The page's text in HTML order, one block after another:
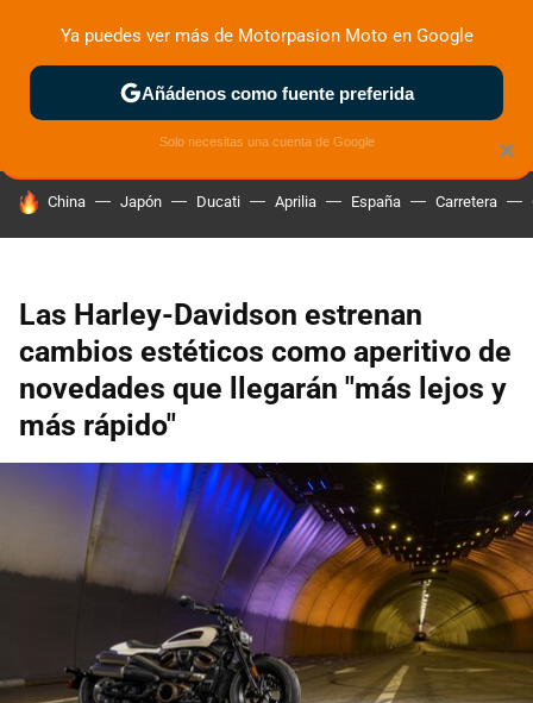
ZONA DE PRUEBAS DEPORTIVAS MOTOS ELÉCTRICAS
HOY SE HABLA DE
China Japón Ducati Aprilia España Carretera
Las Harley-Davidson estrenan
cambios estéticos como aperitivo de
novedades que llegarán "más lejos y
más rápido"
×
Ya puedes ver más de Motorpasion Moto en Google
Añádenos como fuente preferida
Solo necesitas una cuenta de Google